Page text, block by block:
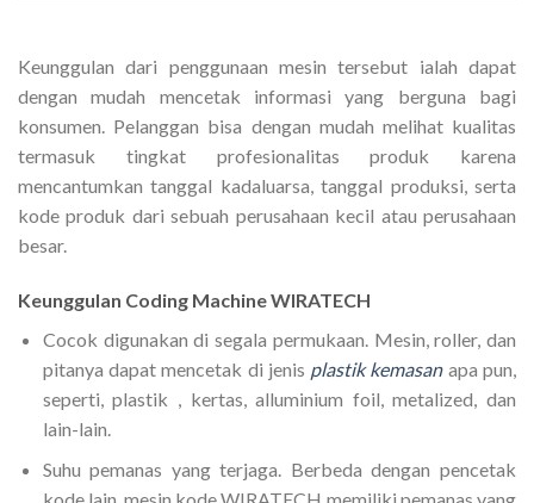
Keunggulan dari penggunaan mesin tersebut ialah dapat
dengan mudah mencetak informasi yang berguna bagi
konsumen. Pelanggan bisa dengan mudah melihat kualitas
termasuk tingkat profesionalitas produk karena
mencantumkan tanggal kadaluarsa, tanggal produksi, serta
kode produk dari sebuah perusahaan kecil atau perusahaan
besar.
Keunggulan Coding Machine WIRATECH
Cocok digunakan di segala permukaan. Mesin, roller, dan
pitanya dapat mencetak di jenis plastik kemasanapa pun,
seperti, plastik , kertas, alluminium foil, metalized, dan
lain-lain.
Suhu pemanas yang terjaga. Berbeda dengan pencetak